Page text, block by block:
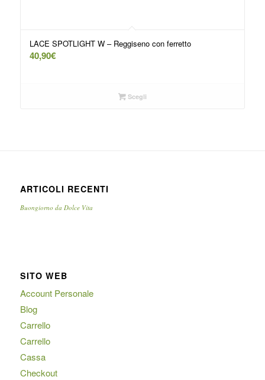
LACE SPOTLIGHT W – Reggiseno con ferretto
40,90€
Scegli
ARTICOLI RECENTI
Buongiorno da Dolce Vita
SITO WEB
Account Personale
Blog
Carrello
Carrello
Cassa
Checkout